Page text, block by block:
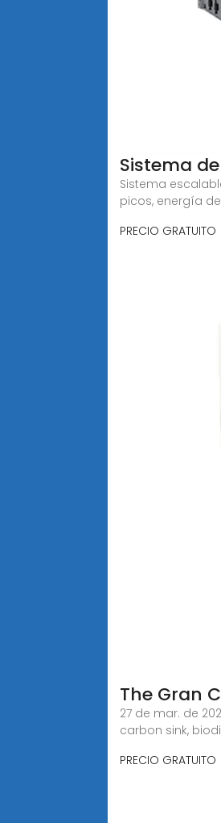
Sistema
Sistema
picos, energía
PRECIO GRATUITO
The Gran
27 de mar. de
carbon sink,
PRECIO GRATUITO